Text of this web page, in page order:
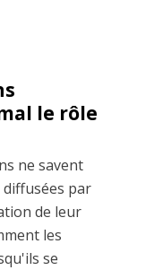
le rôle
ne savent
diffusées par
de leur
les
se